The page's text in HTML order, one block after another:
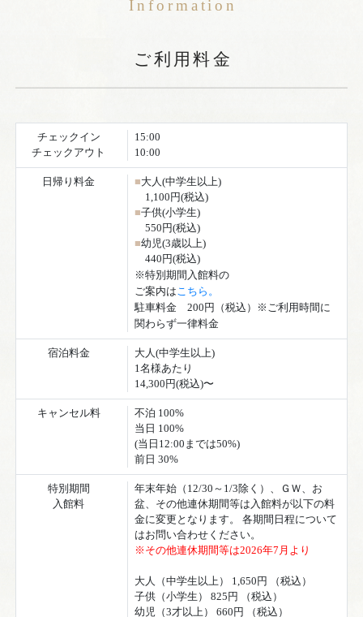
チェックイン
チェックアウト
15:00
10:00
日帰り料金 ■大人(中学生以上)
1,100円(税込)
■子供(小学生)
550円(税込)
■幼児(3歳以上)
440円(税込)
※特別期間入館料の
ご案内は こちら。
駐車料金 200円（税込）※ご利用時間に
関わらず一律料金
宿泊料金
大人(中学生以上)
1名様あたり
14,300円(税込)〜
キャンセル料
不泊 100%
当日 100%
(当日12:00までは50%)
前日 30%
特別期間
入館料
年末年始（12/30～1/3除く）、ＧＷ、お
盆、その他連休期間等は入館料が以下の料
金に変更となります。 各期間日程について
はお問い合わせください。
※その他連休期間等は2026年7月より
大人（中学生以上） 1,650円 （税込）
子供（小学生） 825円 （税込）
幼児（3才以上） 660円 （税込）